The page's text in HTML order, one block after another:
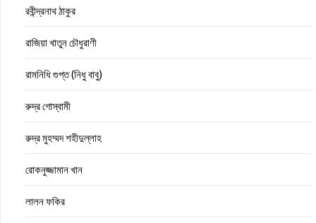
রবীন্দ্রনাথ ঠাকুর
রাজিয়া খাতুন চৌধুরাণী
রামনিধি গুপ্ত (নিধু বাবু)
রুদ্র গোস্বামী
রুদ্র মুহম্মদ শহীদুল্লাহ
রোকনুজ্জামান খান
লালন ফকির